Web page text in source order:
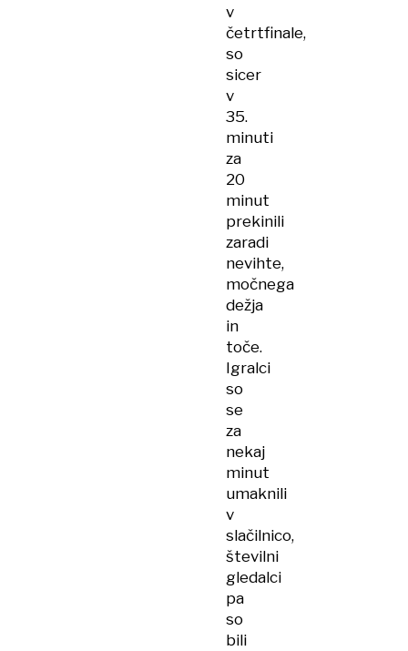
v
četrtfinale,
so
sicer
v
35.
minuti
za
20
minut
prekinili
zaradi
nevihte,
močnega
dežja
in
toče.
Igralci
so
se
za
nekaj
minut
umaknili
v
slačilnico,
številni
gledalci
pa
so
bili